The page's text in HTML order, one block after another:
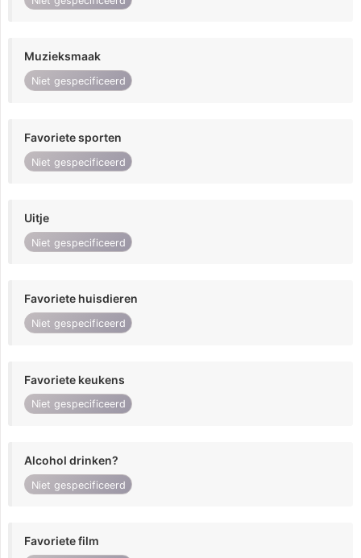
Muzieksmaak
Niet gespecificeerd
Favoriete sporten
Niet gespecificeerd
Uitje
Niet gespecificeerd
Favoriete huisdieren
Niet gespecificeerd
Favoriete keukens
Niet gespecificeerd
Alcohol drinken?
Niet gespecificeerd
Favoriete film